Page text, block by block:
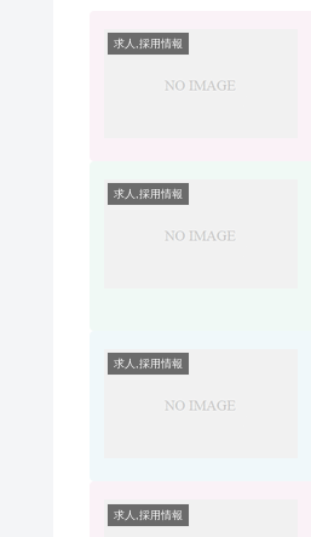
求人,採用情報
求人,採用情報
求人,採用情報
求人,採用情報